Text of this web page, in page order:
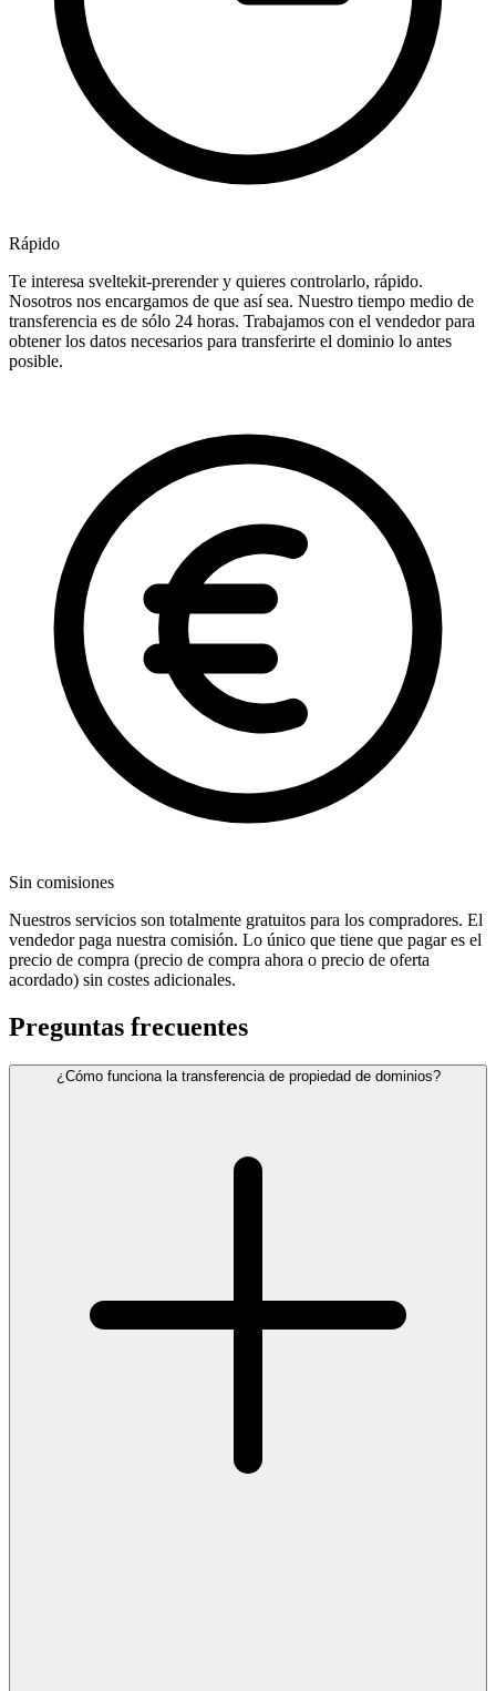
Rápido
Te interesa sveltekit-prerender y quieres controlarlo, rápido.
Nosotros nos encargamos de que así sea. Nuestro tiempo medio de
transferencia es de sólo 24 horas. Trabajamos con el vendedor para
obtener los datos necesarios para transferirte el dominio lo antes
posible.
Sin comisiones
Nuestros servicios son totalmente gratuitos para los compradores. El
vendedor paga nuestra comisión. Lo único que tiene que pagar es el
precio de compra (precio de compra ahora o precio de oferta
acordado) sin costes adicionales.
Preguntas frecuentes
¿Cómo funciona la transferencia de propiedad de dominios?